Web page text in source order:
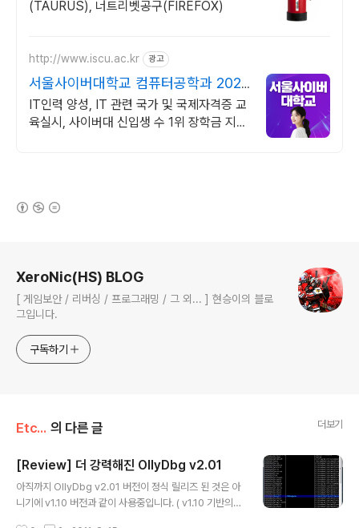
(TAURUS), 너트리벳공구(FIREFOX)
http://www.iscu.ac.kr 광고
서울사이버대학교 컴퓨터공학과 2026
가을학기 신편입생
IT인력 양성, IT 관련 국가 및 국제자격증 교
육실시, 사이버대 신입생 수 1위 장학금 지급
XeroNic(HS) BLOG
[ 게임보안 / 리버싱 / 프로그래밍 / 그 외... ] 현승이의 블로
그입니다.
구독하기
Etc... 의 다른 글 더보기
[Review] 더 강력해진 OllyDbg v2.01
아직까지 OllyDbg v2.01 버전이 정식 릴리즈 된 것은 아
니기에 v1.10 버전과 같이 사용중입니다. ( v1.10 기반의